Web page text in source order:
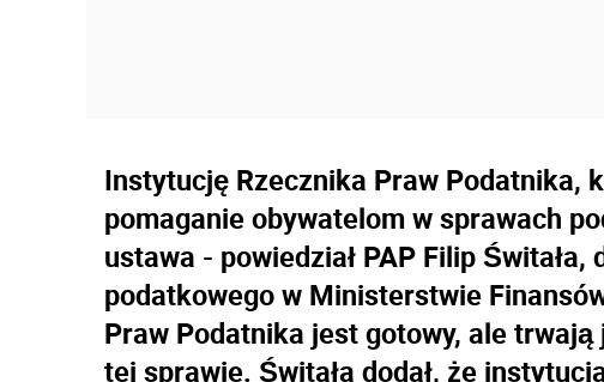
Instytucję Rzecznika Praw Podatnika,
pomaganie obywatelom w sprawach
ustawa - powiedział PAP Filip
podatkowego w Ministerstwie
Praw Podatnika jest gotowy, ale
tej sprawie. Świtała dodał, że